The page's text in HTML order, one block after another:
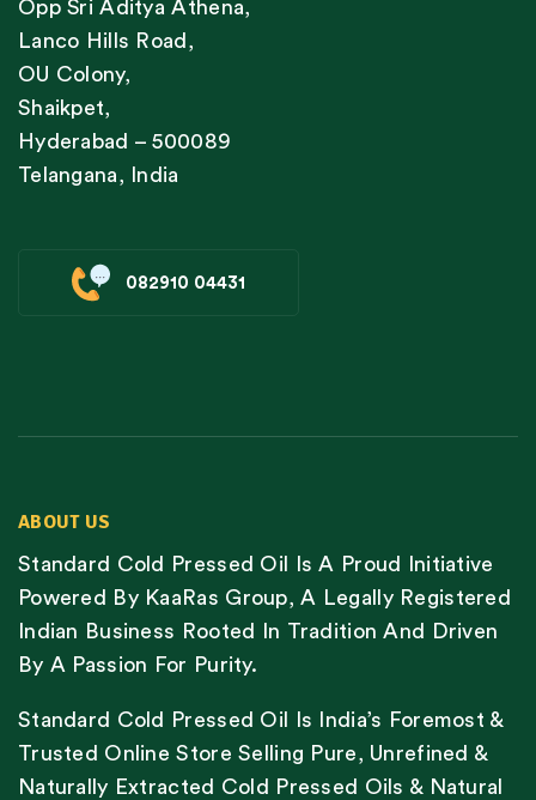
Opp Sri Aditya Athena,
Lanco Hills Road,
OU Colony,
Shaikpet,
Hyderabad – 500089
Telangana, India
082910 04431
ABOUT US
Standard Cold Pressed Oil Is A Proud Initiative
Powered By KaaRas Group, A Legally Registered
Indian Business Rooted In Tradition And Driven
By A Passion For Purity.
Standard Cold Pressed Oil Is India’s Foremost &
Trusted Online Store Selling Pure, Unrefined &
Naturally Extracted Cold Pressed Oils & Natural